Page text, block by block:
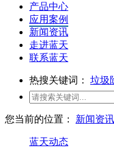
产品中心
应用案例
新闻资讯
走进蓝天
联系蓝天
热搜关键词： 垃圾
您当前的位置： 新闻资讯
蓝天动态